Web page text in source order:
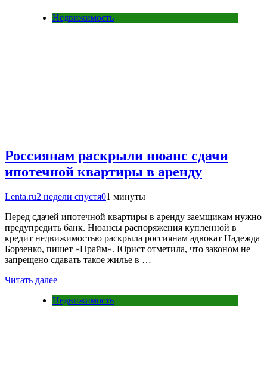
Недвижимость
Россиянам раскрыли нюанс сдачи
ипотечной квартиры в аренду
Lenta.ru2 недели спустя01 минуты
Перед сдачей ипотечной квартиры в аренду заемщикам нужно
предупредить банк. Нюансы распоряжения купленной в
кредит недвижимостью раскрыла россиянам адвокат Надежда
Борзенко, пишет «Прайм». Юрист отметила, что законом не
запрещено сдавать такое жилье в …
Читать далее
Недвижимость